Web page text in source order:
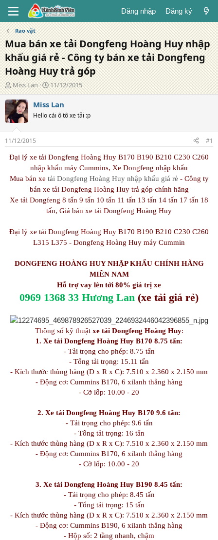
Đăng nhập Đăng ký
Rao vặt
Mua bán xe tải Dongfeng Hoàng Huy nhập
khẩu giá rẻ - Công ty bán xe tải Dongfeng
Hoàng Huy trả góp
T
á
c
g
i
ả
Miss Lan
N
g
à
đ
g
11/12/2015
Miss Lan
Hello cái ô tô xe tải :p
11/12/2015 #1
Đại lý xe tải Dongfeng Hoàng Huy B170 B190 B210 C230 C260
nhập khẩu máy Cummins, Xe Dongfeng nhập khẩu
Mua bán xe tải Dongfeng Hoàng Huy nhập khẩu giá rẻ - Công ty
bán xe tải Dongfeng Hoàng Huy trả góp chính hãng
Xe tải Dongfeng 8 tấn 9 tấn 10 tấn 11 tấn 13 tấn 14 tấn 17 tấn 18
tấn, Giá bán xe tải Dongfeng Hoàng Huy
Đại lý xe tải Dongfeng Hoàng Huy B170 B190 B210 C230 C260
L315 L375 - Dongfeng Hoàng Huy máy Cummin
DONGFENG HOÀNG HUY NHẬP KHẨU CHÍNH HÃNG
MIỀN NAM
Hỗ trợ vay lên tới 80% giá trị xe
0969 1368 33 Hương Lan (xe tải giá rẻ)
Thông số kỹ thuật xe tải Dongfeng Hoàng Huy:
1. Xe tải Dongfeng Hoàng Huy B170 8.75 tấn:
- Tải trọng cho phép: 8.75 tấn
- Tổng tải trọng: 15.11 tấn
- Kích thước thùng hàng (D x R x C): 7.510 x 2.360 x 2.150 mm
- Động cơ: Cummins B170, 6 xilanh thẳng hàng
- Cỡ lốp: 10.00 - 20
2. Xe tải Dongfeng Hoàng Huy B170 9.6 tấn:
- Tải trọng cho phép: 9.6 tấn
- Tổng tải trọng: 16 tấn
- Kích thước thùng hàng (D x R x C): 7.510 x 2.360 x 2.150 mm
- Động cơ: Cummins B170, 6 xilanh thẳng hàng
- Cỡ lốp: 10.00 - 20
3. Xe tải Dongfeng Hoàng Huy B190 8.45 tấn:
- Tải trọng cho phép: 8.45 tấn
- Tổng tải trọng: 15 tấn
- Kích thước thùng hàng (D x R x C): 7.510 x 2.360 x 2.150 mm
- Động cơ: Cummins B190, 6 xilanh thẳng hàng
- Hộp số: 2 tầng nhanh, chậm